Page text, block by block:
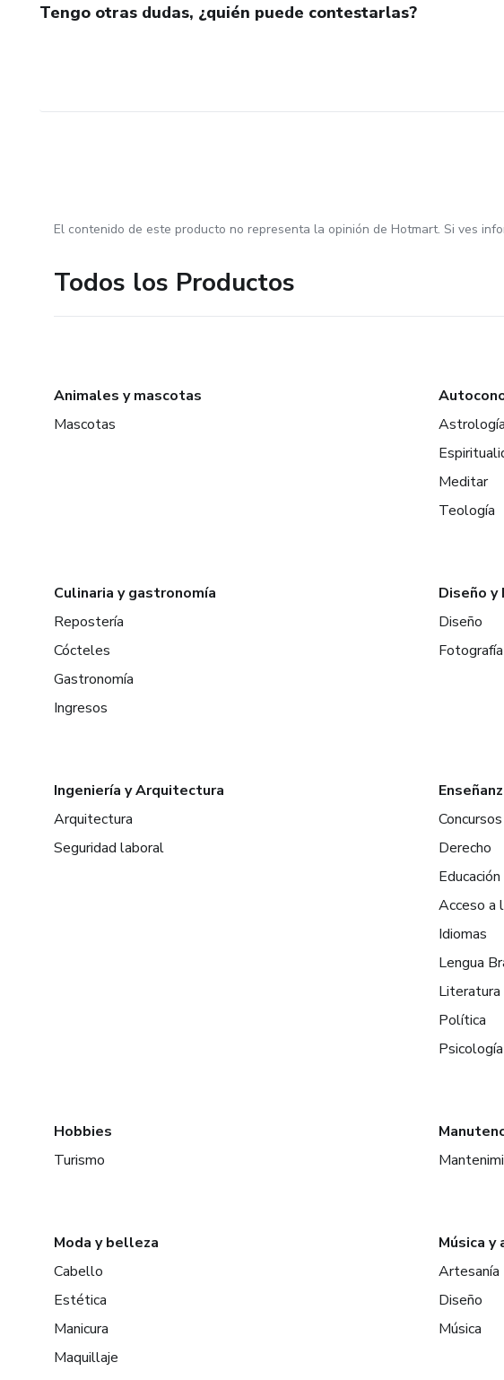
Tengo otras dudas, ¿quién puede contestarlas?
El contenido de este producto no representa la opinión de Hotmart. Si ves
Todos los Productos
Animales y mascotas
Mascotas
Astrología
Meditar
Teología
Culinaria y gastronomía
Repostería
Cócteles
Gastronomía
Ingresos
Diseño
Diseño
Fotografía
Ingeniería y Arquitectura
Arquitectura
Seguridad laboral
Concursos
Derecho
Educación
Acceso a
Idiomas
Lengua
Literatura
Política
Psicología
Hobbies
Turismo
Moda y belleza
Cabello
Estética
Manicura
Maquillaje
Música y
Artesanía
Diseño
Música